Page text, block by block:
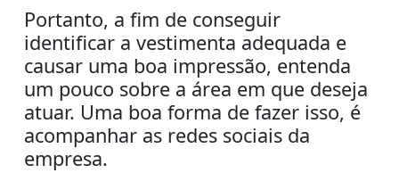
Portanto, a fim de conseguir
identificar a vestimenta adequada e
causar uma boa impressão, entenda
um pouco sobre a área em que deseja
atuar. Uma boa forma de fazer isso, é
acompanhar as redes sociais da
empresa.